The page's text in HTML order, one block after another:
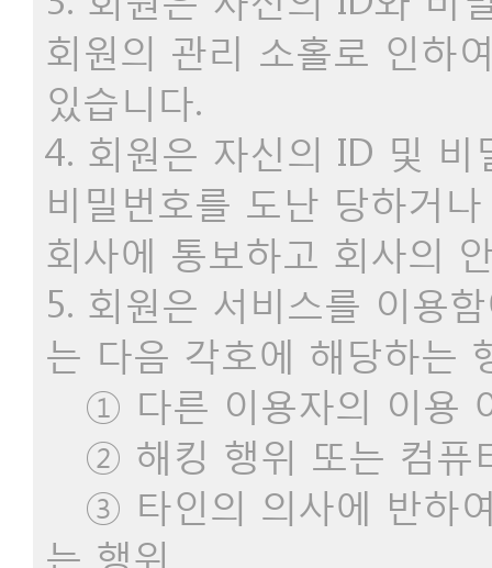
회원의 관리 소홀로 인하
있습니다.
4. 회원은 자신의 ID 및 비
비밀번호를 도난 당하거
회사에 통보하고 회사의
5. 회원은 서비스를 이용
는 다음 각호에 해당하는
① 다른 이용자의 이용
② 해킹 행위 또는 컴퓨
③ 타인의 의사에 반하
는 행위